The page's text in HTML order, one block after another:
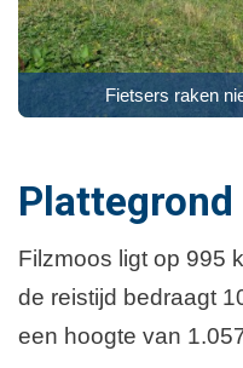
Fietsers raken
Plattegrond
Filzmoos ligt op 995
de reistijd bedraagt
een hoogte van